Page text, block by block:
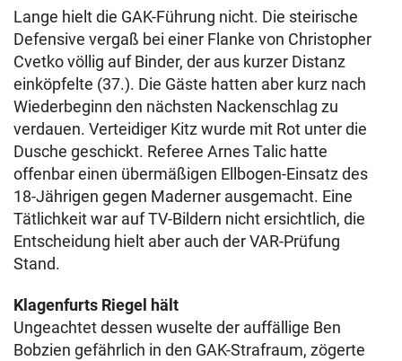
Lange hielt die GAK-Führung nicht. Die steirische
Defensive vergaß bei einer Flanke von Christopher
Cvetko völlig auf Binder, der aus kurzer Distanz
einköpfelte (37.). Die Gäste hatten aber kurz nach
Wiederbeginn den nächsten Nackenschlag zu
verdauen. Verteidiger Kitz wurde mit Rot unter die
Dusche geschickt. Referee Arnes Talic hatte
offenbar einen übermäßigen Ellbogen-Einsatz des
18-Jährigen gegen Maderner ausgemacht. Eine
Tätlichkeit war auf TV-Bildern nicht ersichtlich, die
Entscheidung hielt aber auch der VAR-Prüfung
Stand.
Klagenfurts Riegel hält
Ungeachtet dessen wuselte der auffällige Ben
Bobzien gefährlich in den GAK-Strafraum, zögerte